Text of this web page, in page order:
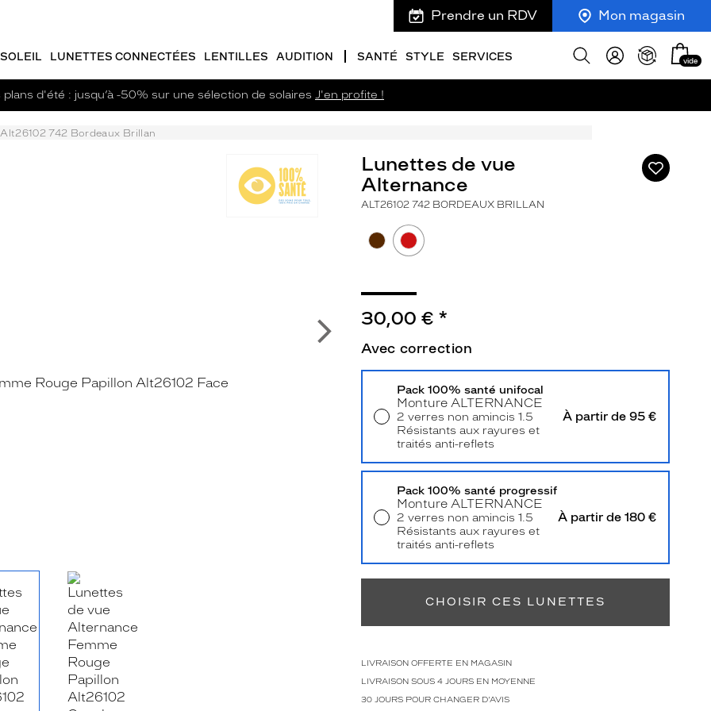
Prendre un RDV Mon magasin
LUNETTES CONNECTÉES LENTILLES AUDITION SANTÉ STYLE SERVICES
Afficher
Mon
panier
vide
plans d'été : jusqu’à -50% sur une sélection de solaires J'en profite !
Alt26102 742 Bordeaux Brillan
Ajouter
à
Suivant
Lunettes de vue
Alternance
ALT26102 742 BORDEAUX BRILLAN
30,00 € *
Avec correction
Pack 100% santé unifocal
Monture ALTERNANCE
2 verres non amincis 1.5
Résistants aux rayures et
traités anti-reflets
À partir de 95 €
Retrait en magasin Offert
Pack 100% santé progressif
Monture ALTERNANCE
2 verres non amincis 1.5
Résistants aux rayures et
traités anti-reflets
À partir de 180 €
CHOISIR CES LUNETTES
LIVRAISON OFFERTE EN MAGASIN
LIVRAISON SOUS 4 JOURS EN MOYENNE
30 JOURS POUR CHANGER D'AVIS